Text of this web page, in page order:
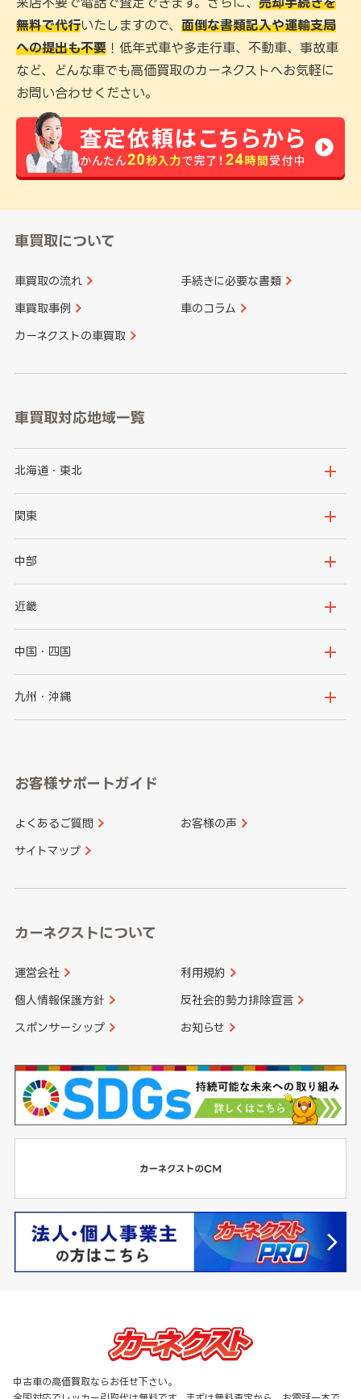
無料で代行いたしますので、 面倒な書類記入や運輸支局
への提出も不要 ！低年式車や多走行車、不動車、事故車
など、どんな車でも高価買取のカーネクストへお気軽に
お問い合わせください。
車買取について
車買取の流れ 手続きに必要な書類
車買取事例 車のコラム
カーネクストの車買取
車買取対応地域一覧
北海道・東北
北海道
岩手県
秋田県
関東
茨城県
群馬県
千葉県
神奈川県
中部
新潟県
石川県
山梨県
愛知県
近畿
大阪府
京都府
和歌山県
中国・四国
鳥取県
山口県
香川県 愛媛県
九州・沖縄
長崎県
大分県 宮崎県
お客様サポートガイド
よくあるご質問 お客様の声
サイトマップ
カーネクストについて
運営会社 利用規約
個人情報保護方針 反社会的勢力排除宣言
スポンサーシップ お知らせ
中古車の高価買取ならお任せ下さい。